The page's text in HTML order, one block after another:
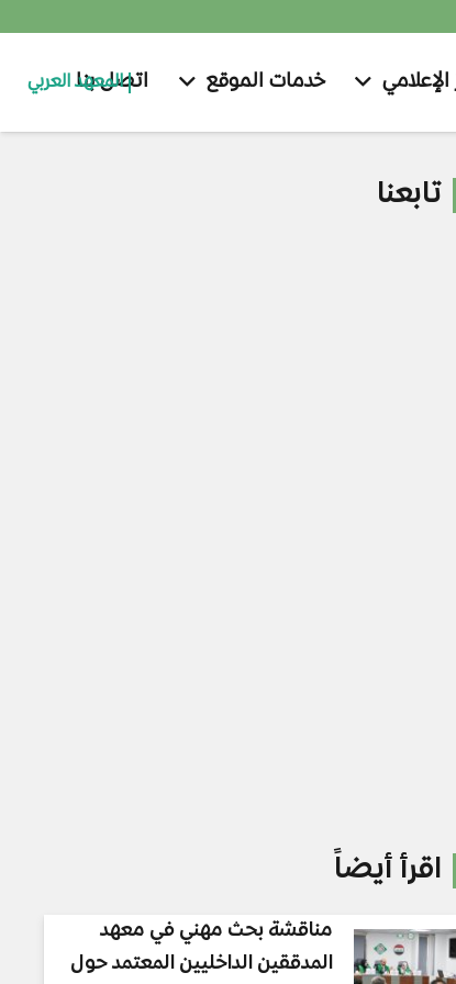
الإعلامي خدمات الموقع اتصل بنا
المعهد العربي
تابعنا
اقرأ أيضاً
مناقشة بحث مهني في معهد
المدققين الداخليين المعتمد حول